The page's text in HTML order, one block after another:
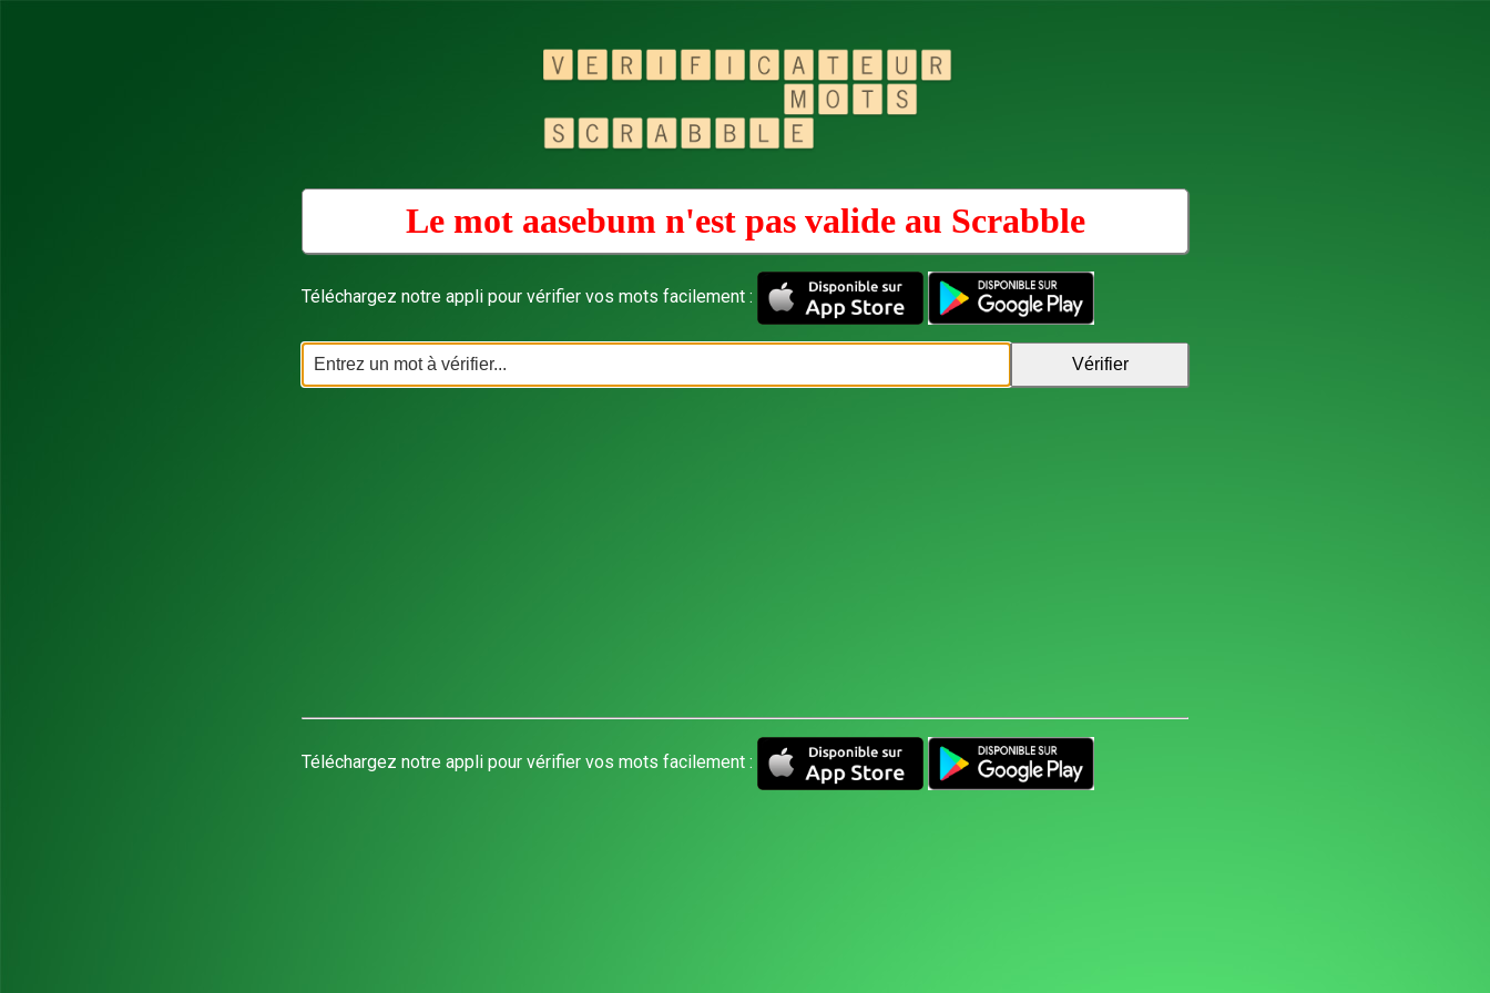
Le mot aasebum n'est pas valide au Scrabble
Téléchargez notre appli pour vérifier vos mots facilement :
Téléchargez notre appli pour vérifier vos mots facilement :